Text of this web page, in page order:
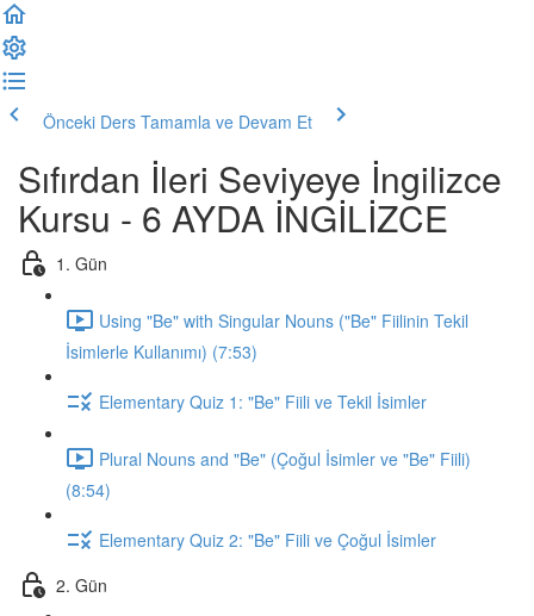
Önceki Ders Tamamla ve Devam Et
Sıfırdan İleri Seviyeye İngilizce
Kursu - 6 AYDA İNGİLİZCE
1. Gün
Using "Be" with Singular Nouns ("Be" Fiilinin Tekil
İsimlerle Kullanımı) (7:53)
Elementary Quiz 1: "Be" Fiili ve Tekil İsimler
Plural Nouns and "Be" (Çoğul İsimler ve "Be" Fiili)
(8:54)
Elementary Quiz 2: "Be" Fiili ve Çoğul İsimler
2. Gün